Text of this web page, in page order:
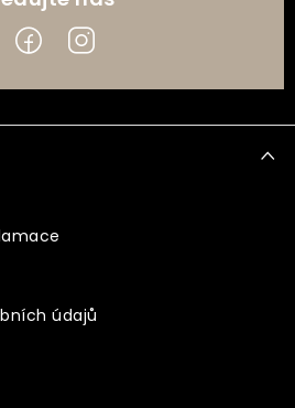
údajů